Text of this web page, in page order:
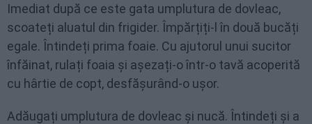
Imediat după ce este gata umplutura de dovleac,
scoateți aluatul din frigider. Împărțiți-l în două bucăți
egale. Întindeți prima foaie. Cu ajutorul unui sucitor
înfăinat, rulați foaia și așezați-o într-o tavă acoperită
cu hârtie de copt, desfășurând-o ușor.
Adăugați umplutura de dovleac și nucă. Întindeți și a